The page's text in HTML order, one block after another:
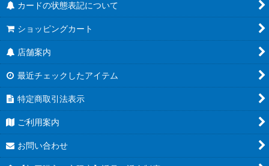
ブースターパック 誇り高き戦闘民族 [FB08]
MANGA BOOSTER 02[SB02]
MANGA BOOSTER 01[SB01]
チャンピオンシップ
カードの状態表記について
ショッピングカート
店舗案内
最近チェックしたアイテム
特定商取引法表示
ご利用案内
お問い合わせ